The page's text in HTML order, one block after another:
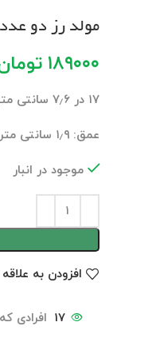
مولد رز دو عددی
۱۸۹۰۰۰
۱۷ در ۷٫۶ سانتی متر
عمق: ۱٫۹ سانتی متر
موجود در انبار
افزودن به
17 افرادی